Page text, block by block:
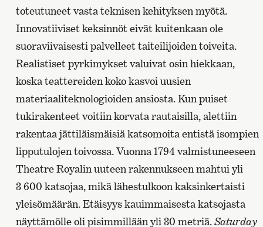
toteutuneet vasta teknisen kehityksen myötä.
Innovatiiviset keksinnöt eivät kuitenkaan ole
suoraviivaisesti palvelleet taiteilijoiden toiveita.
Realistiset pyrkimykset valuivat osin hiekkaan,
koska teattereiden koko kasvoi uusien
materiaaliteknologioiden ansiosta. Kun puiset
tukirakenteet voitiin korvata rautaisilla, alettiin
rakentaa jättiläismäisiä katsomoita entistä isompien
lipputulojen toivossa. Vuonna 1794 valmistuneeseen
Theatre Royalin uuteen rakennukseen mahtui yli
3 600 katsojaa, mikä lähestulkoon kaksinkertaisti
yleisömäärän. Etäisyys kauimmaisesta katsojasta
näyttämölle oli pisimmillään yli 30 metriä.Saturday